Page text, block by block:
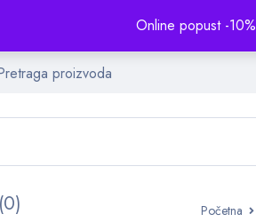
Online popust -10%
Početna
(0)